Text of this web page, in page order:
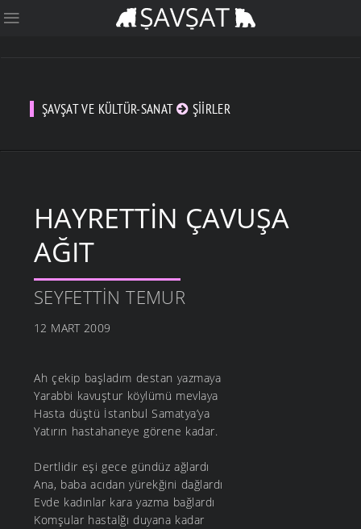
ŞAVŞAT VE KÜLTÜR-SANAT ŞIIRLER
HAYRETTIN ÇAVUŞA
AĞIT
SEYFETTIN TEMUR
12 MART 2009
Ah çekip başladım destan yazmaya
Yarabbi kavuştur köylümü mevlaya
Hasta düştü İstanbul Samatya’ya
Yatırın hastahaneye görene kadar.
Dertlidir eşi gece gündüz ağlardı
Ana, baba acıdan yürekğini dağlardı
Evde kadınlar kara yazma bağlardı
Komşular hastalğı duyana kadar